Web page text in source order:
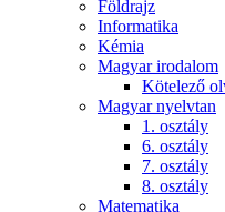
Földrajz
Informatika
Kémia
Magyar irodalom
Kötelező
Magyar nyelvtan
1. osztály
6. osztály
7. osztály
8. osztály
Matematika